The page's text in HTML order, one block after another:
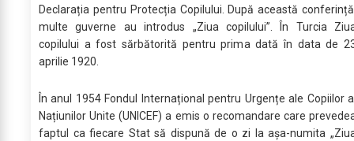
Declarația pentru Protecția Copilului. După această
multe guverne au introdus „Ziua copilului”. În Turcia
copilului a fost sărbătorită pentru prima dată în data de
aprilie 1920.
În anul 1954 Fondul Internațional pentru Urgențe ale Copiilor
Națiunilor Unite (UNICEF) a emis o recomandare care
faptul ca fiecare Stat să dispună de o zi la așa-numita